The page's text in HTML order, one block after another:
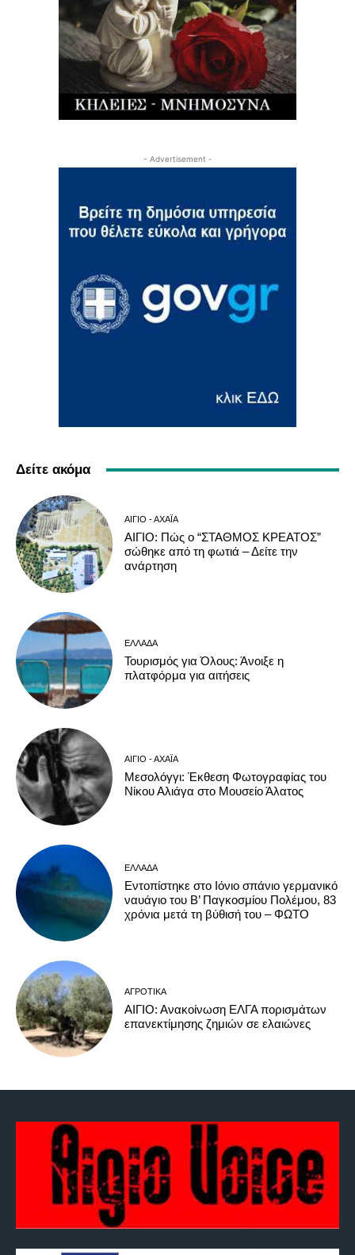
- Advertisement -
Δείτε ακόμα
ΑΊΓΙΟ - ΑΧΑΪ́Α
ΑΙΓΙΟ: Πώς ο “ΣΤΑΘΜΟΣ ΚΡΕΑΤΟΣ”
σώθηκε από τη φωτιά – Δείτε την
ανάρτηση
ΕΛΛΆΔΑ
Τουρισμός για Όλους: Άνοιξε η
πλατφόρμα για αιτήσεις
ΑΊΓΙΟ - ΑΧΑΪ́Α
Μεσολόγγι: Έκθεση Φωτογραφίας του
Νίκου Αλιάγα στο Μουσείο Άλατος
ΕΛΛΆΔΑ
Εντοπίστηκε στο Ιόνιο σπάνιο γερμανικό
ναυάγιο του Β’ Παγκοσμίου Πολέμου, 83
χρόνια μετά τη βύθισή του – ΦΩΤΟ
ΑΓΡΟΤΙΚΆ
ΑΙΓΙΟ: Ανακοίνωση ΕΛΓΑ πορισμάτων
επανεκτίμησης ζημιών σε ελαιώνες